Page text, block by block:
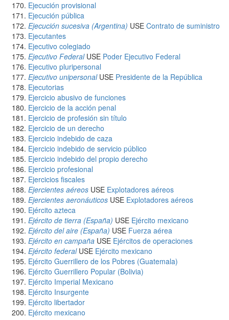
Ejecución provisional
Ejecución pública
Ejecución sucesiva (Argentina) USE Contrato de suministro
Ejecutantes
Ejecutivo colegiado
Ejecutivo FederalUSE Poder Ejecutivo Federal
Ejecutivo pluripersonal
Ejecutivo unipersonalUSE Presidente de la República
Ejecutorias
Ejercicio abusivo de funciones
Ejercicio de la acción penal
Ejercicio de profesión sin título
Ejercicio de un derecho
Ejercicio indebido de caza
Ejercicio indebido de servicio público
Ejercicio indebido del propio derecho
Ejercicio profesional
Ejercicios fiscales
Ejercientes aéreos USE Explotadores aéreos
Ejercientes aeronáuticos USE Explotadores aéreos
Ejército azteca
Ejército de tierra (España) USE Ejército mexicano
Ejército del aire (España) USE Fuerza aérea
Ejército en campaña USE Ejércitos de operaciones
Ejército federalUSE Ejército mexicano
Ejército Guerrillero de los Pobres (Guatemala)
Ejército Guerrillero Popular (Bolivia)
Ejército Imperial Mexicano
Ejército Insurgente
Ejército libertador
Ejército mexicano